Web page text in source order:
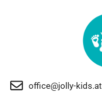
office@jolly-kids.at